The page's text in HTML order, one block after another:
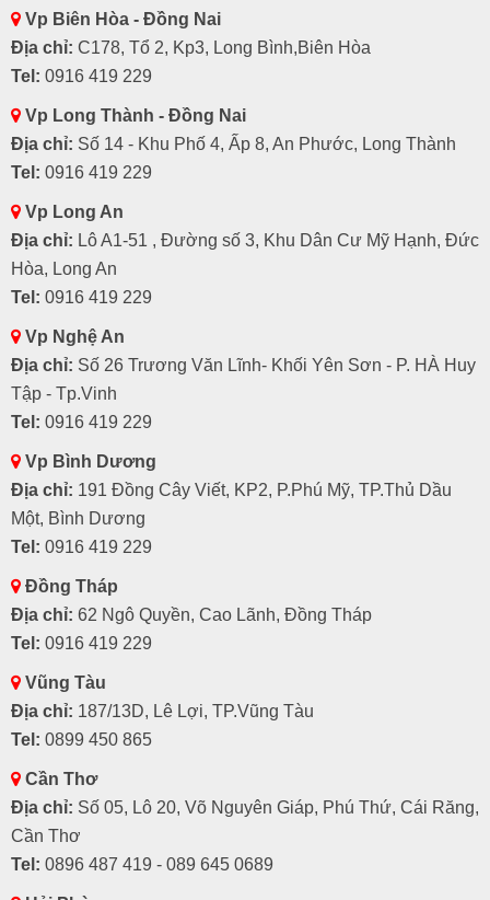
Vp Biên Hòa - Đồng Nai
Địa chỉ: C178, Tổ 2, Kp3, Long Bình,Biên Hòa
Tel: 0916 419 229
Vp Long Thành - Đồng Nai
Địa chỉ: Số 14 - Khu Phố 4, Ấp 8, An Phước, Long Thành
Tel: 0916 419 229
Vp Long An
Địa chỉ: Lô A1-51 , Đường số 3, Khu Dân Cư Mỹ Hạnh, Đức
Hòa, Long An
Tel: 0916 419 229
Vp Nghệ An
Địa chỉ: Số 26 Trương Văn Lĩnh- Khối Yên Sơn - P. HÀ Huy
Tập - Tp.Vinh
Tel: 0916 419 229
Vp Bình Dương
Địa chỉ: 191 Đồng Cây Viết, KP2, P.Phú Mỹ, TP.Thủ Dầu
Một, Bình Dương
Tel: 0916 419 229
Đồng Tháp
Địa chỉ: 62 Ngô Quyền, Cao Lãnh, Đồng Tháp
Tel: 0916 419 229
Vũng Tàu
Địa chỉ: 187/13D, Lê Lợi, TP.Vũng Tàu
Tel: 0899 450 865
Cần Thơ
Địa chỉ: Số 05, Lô 20, Võ Nguyên Giáp, Phú Thứ, Cái Răng,
Cần Thơ
Tel: 0896 487 419 - 089 645 0689